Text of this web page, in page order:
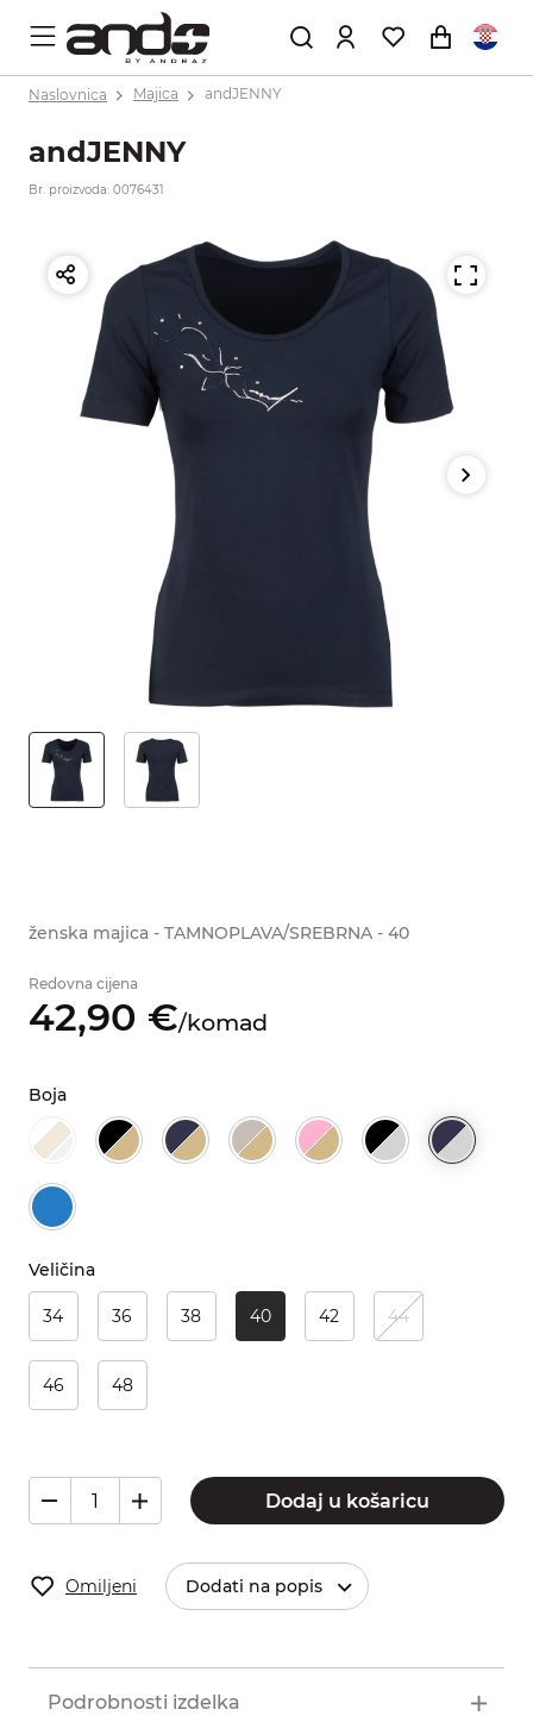
Naslovnica Majica andJENNY
andJENNY
Br. proizvoda: 0076431
ženska majica - TAMNOPLAVA/SREBRNA - 40
Redovna cijena
42,90 €/komad
Boja
Veličina
34 36 38 40 42 44
46 48
Dodaj u košaricu
Omiljeni Dodati na popis
Podrobnosti izdelka